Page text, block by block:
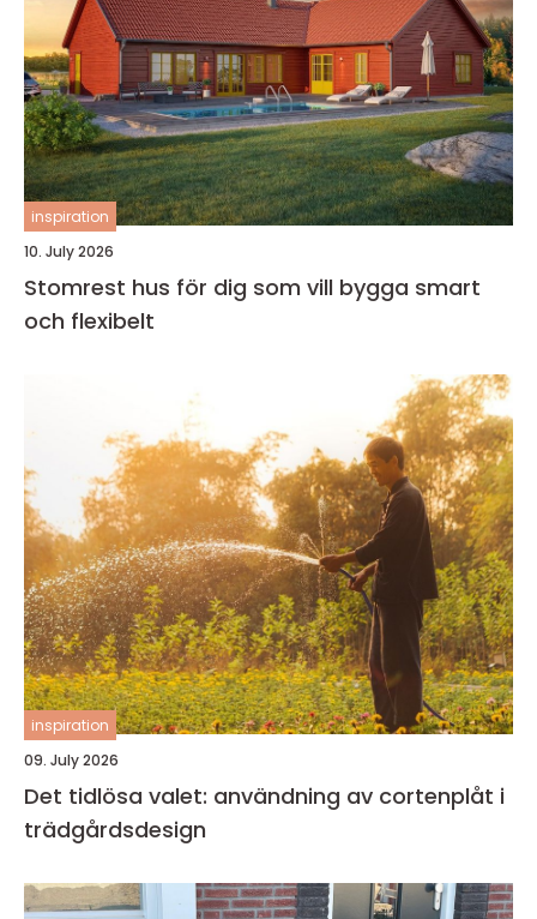
inspiration
10. July 2026
Stomrest hus för dig som vill bygga smart
och flexibelt
inspiration
09. July 2026
Det tidlösa valet: användning av cortenplåt i
trädgårdsdesign